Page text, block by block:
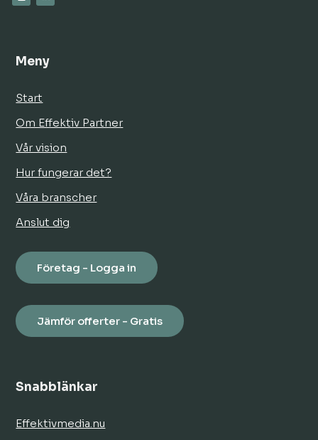
Meny
Start
Om Effektiv Partner
Vår vision
Hur fungerar det?
Våra branscher
Anslut dig
Företag - Logga in
Jämför offerter - Gratis
Snabblänkar
Effektivmedia.nu